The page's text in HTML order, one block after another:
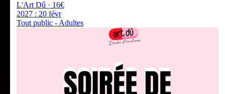
L'Art Dû · 16€
2027 : 20 févr
Tout public - Adultes